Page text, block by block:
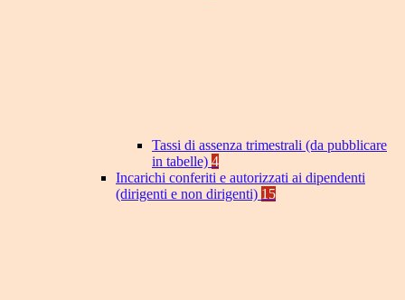
Tassi di assenza trimestrali (da pubblicare
in tabelle) 4
Incarichi conferiti e autorizzati ai dipendenti
(dirigenti e non dirigenti) 15